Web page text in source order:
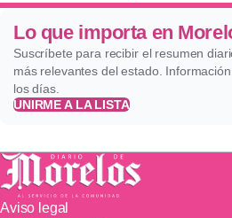
Lo que importa en
Suscríbete para recibir el resumen
más relevantes del estado.
los días.
UNIRME A LA LISTA
Aviso legal